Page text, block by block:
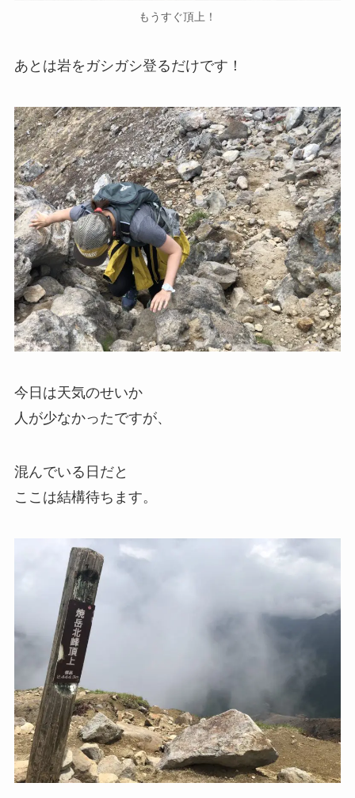
もうすぐ頂上！
あとは岩をガシガシ登るだけです！
今日は天気のせいか
人が少なかったですが、
混んでいる日だと
ここは結構待ちます。